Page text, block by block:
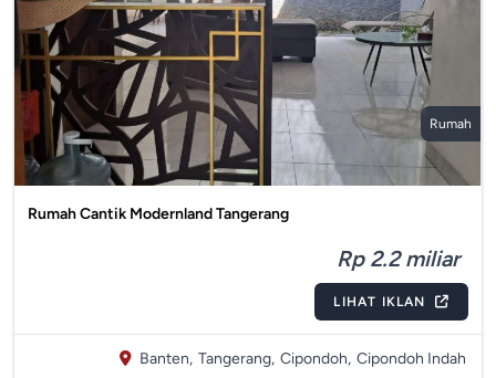
Rumah
Rumah Cantik Modernland Tangerang
Rp 2.2 miliar
LIHAT IKLAN
Banten, Tangerang, Cipondoh, Cipondoh Indah